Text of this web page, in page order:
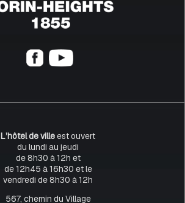
L’hôtel de villeest ouvert
du lundi au jeudi
de 8h30 à 12h et
de 12h45 à 16h30 et le
vendredi de 8h30 à 12h
567, chemin du Village